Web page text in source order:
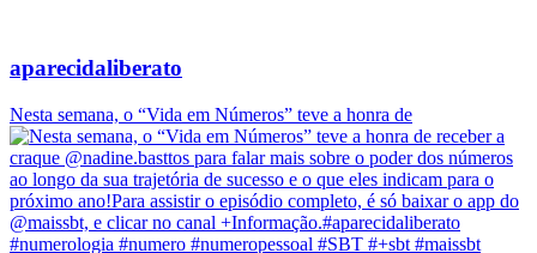
aparecidaliberato
Nesta semana, o “Vida em Números” teve a honra de